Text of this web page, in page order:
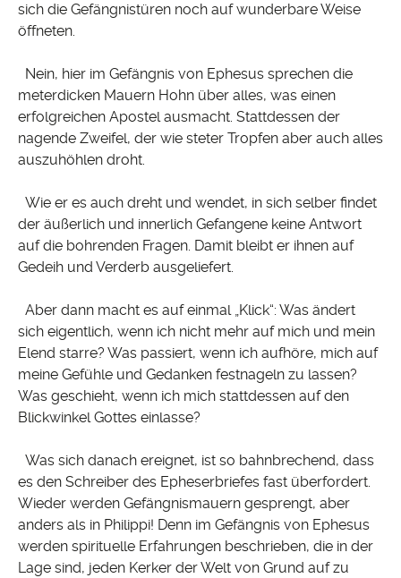
sich die Gefängnistüren noch auf wunderbare Weise
öffneten.
Nein, hier im Gefängnis von Ephesus sprechen die
meterdicken Mauern Hohn über alles, was einen
erfolgreichen Apostel ausmacht. Stattdessen der
nagende Zweifel, der wie steter Tropfen aber auch alles
auszuhöhlen droht.
Wie er es auch dreht und wendet, in sich selber findet
der äußerlich und innerlich Gefangene keine Antwort
auf die bohrenden Fragen. Damit bleibt er ihnen auf
Gedeih und Verderb ausgeliefert.
Aber dann macht es auf einmal „Klick“: Was ändert
sich eigentlich, wenn ich nicht mehr auf mich und mein
Elend starre? Was passiert, wenn ich aufhöre, mich auf
meine Gefühle und Gedanken festnageln zu lassen?
Was geschieht, wenn ich mich stattdessen auf den
Blickwinkel Gottes einlasse?
Was sich danach ereignet, ist so bahnbrechend, dass
es den Schreiber des Epheserbriefes fast überfordert.
Wieder werden Gefängnismauern gesprengt, aber
anders als in Philippi! Denn im Gefängnis von Ephesus
werden spirituelle Erfahrungen beschrieben, die in der
Lage sind, jeden Kerker der Welt von Grund auf zu